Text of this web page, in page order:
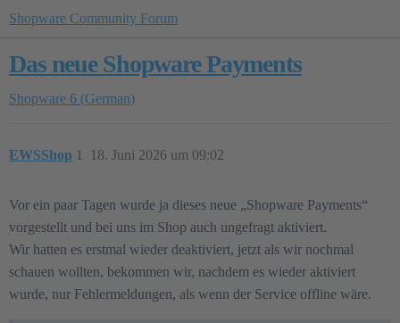
Shopware Community Forum
Das neue Shopware Payments
Shopware 6 (German)
EWSShop 18. Juni 2026 um 09:02
1
Vor ein paar Tagen wurde ja dieses neue „Shopware Payments“
vorgestellt und bei uns im Shop auch ungefragt aktiviert.
Wir hatten es erstmal wieder deaktiviert, jetzt als wir nochmal
schauen wollten, bekommen wir, nachdem es wieder aktiviert
wurde, nur Fehlermeldungen, als wenn der Service offline wäre.